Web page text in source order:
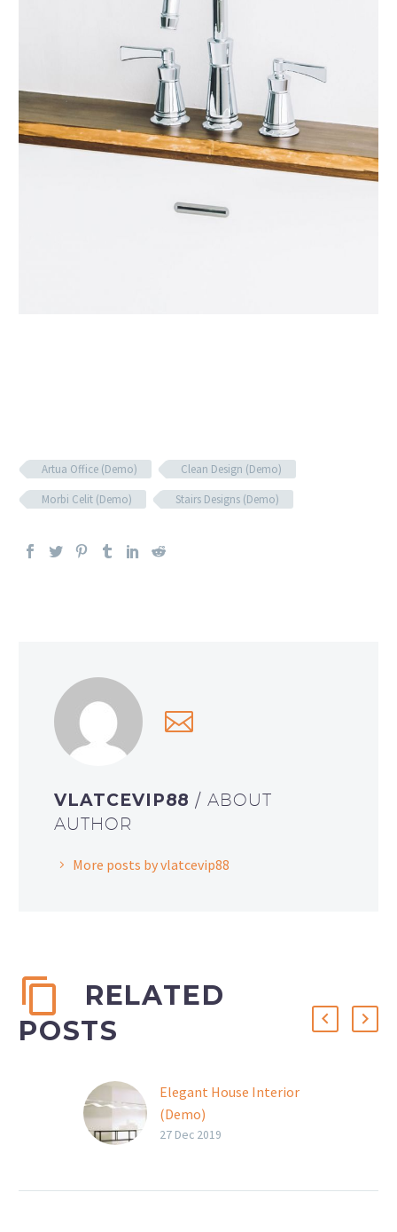
Artua Office (Demo)
Clean Design (Demo)
Morbi Celit (Demo)
Stairs Designs (Demo)
VLATCEVIP88/ ABOUT
AUTHOR
More posts by vlatcevip88
RELATED
POSTS
Elegant House Interior
(Demo)
Lorem Ipsum. Proin
27 Dec 2019